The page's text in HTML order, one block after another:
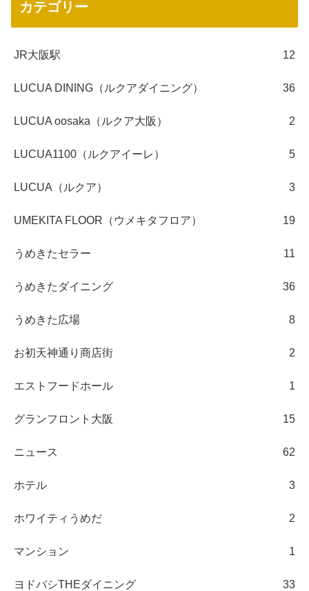
カテゴリー
JR大阪駅 12
LUCUA DINING（ルクアダイニング） 36
LUCUA oosaka（ルクア大阪） 2
LUCUA1100（ルクアイーレ） 5
LUCUA（ルクア） 3
UMEKITA FLOOR（ウメキタフロア） 19
うめきたセラー 11
うめきたダイニング 36
うめきた広場 8
お初天神通り商店街 2
エストフードホール 1
グランフロント大阪 15
ニュース 62
ホテル 3
ホワイティうめだ 2
マンション 1
ヨドバシTHEダイニング 33